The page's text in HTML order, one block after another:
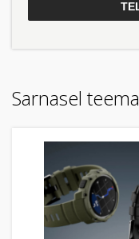
Sarnasel